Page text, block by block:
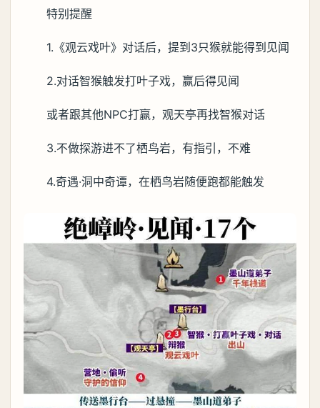
特别提醒
1.《观云戏叶》对话后，提到3只猴就能得到见闻
2.对话智猴触发打叶子戏，赢后得见闻
或者跟其他NPC打赢，观天亭再找智猴对话
3.不做探游进不了栖鸟岩，有指引，不难
4.奇遇·洞中奇谭，在栖鸟岩随便跑都能触发